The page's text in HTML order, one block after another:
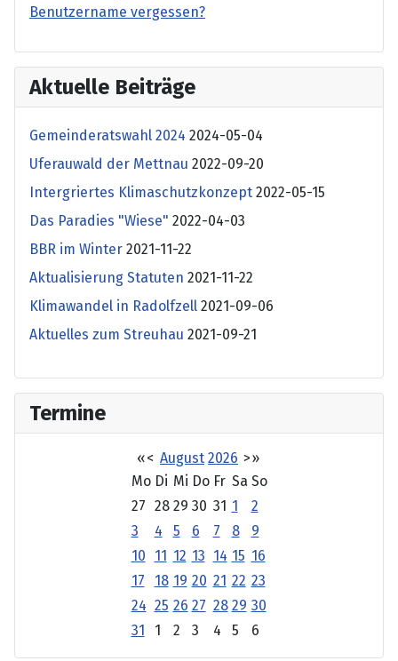
Benutzername vergessen?
Aktuelle Beiträge
Gemeinderatswahl 2024 2024-05-04
Uferauwald der Mettnau 2022-09-20
Intergriertes Klimaschutzkonzept 2022-05-15
Das Paradies "Wiese" 2022-04-03
BBR im Winter 2021-11-22
Aktualisierung Statuten 2021-11-22
Klimawandel in Radolfzell 2021-09-06
Aktuelles zum Streuhau 2021-09-21
Termine
«< August 2026 >»
Mo Di Mi Do Fr Sa So
27 28 29 30 31 1
2
3
4 5 6 7 8
9
10
11 12 13 14 15 16
17
18 19 20 21 22 23
24 25 26 27 28 29 30
31
1 2 3 4 5 6